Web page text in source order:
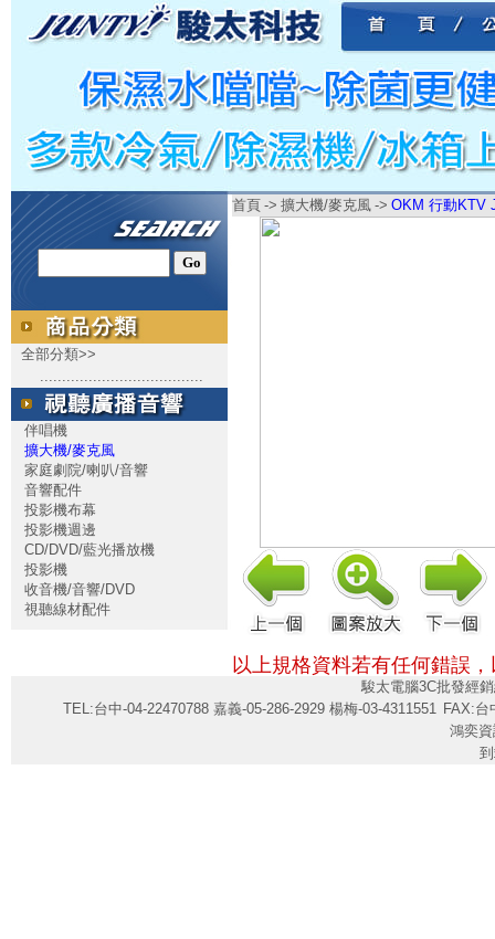
全部分類>>
.....................................
伴唱機
擴大機/麥克風
家庭劇院/喇叭/音響
音響配件
投影機布幕
投影機週邊
CD/DVD/藍光播放機
投影機
收音機/音響/DVD
視聽線材配件
首頁 -> 擴大機/麥克風 -> OKM 行動KTV
以上規格資料若有任何錯誤
駿太電腦3C批發經
TEL:台中-04-22470788 嘉義-05-286-2929 楊梅-03-4311551 FAX:台
鴻奕